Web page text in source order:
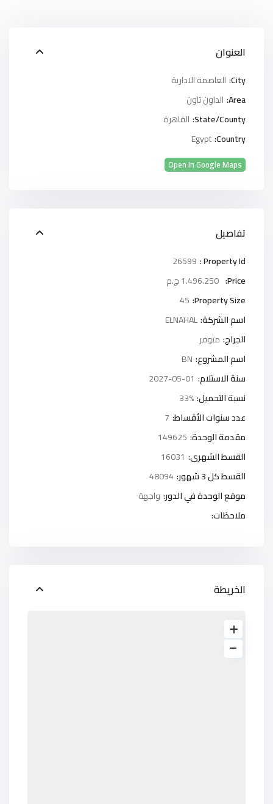
العنوان
City: العاصمة الادارية
Area: الداون تاون
State/County: القاهرة
Country:
Egypt
Open In Google Maps
تفاصيل
Property Id :
26599
Price: 1.496.250 ج.م
Property Size:
45
اسم الشركة:ELNAHAL
الجراج: متوفر
اسم المشروع: BN
سنة الاستلام: 2027-05-01
نسبة التحميل:33%
عدد سنوات الأقساط: 7
مقدمة الوحدة: 149625
القسط الشهرى: 16031
القسط كل 3 شهور:
48094
موقع الوحدة في الدور: واجهة
ملاحظات:
الخريطة